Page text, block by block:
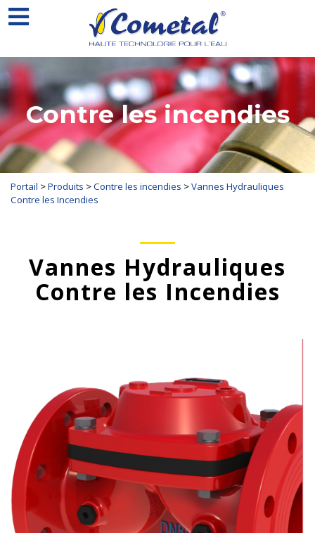
Contre les incendies
Portail >Produits >Contre les incendies >Vannes Hydrauliques
Contre les Incendies
Vannes Hydrauliques
Contre les Incendies